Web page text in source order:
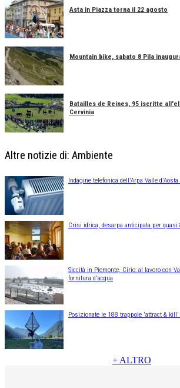
Asta in Piazza torna il 22 agosto
Mountain bike, sabato 8 Pila
Batailles de Reines, 95 iscritte
Cervinia
Altre notizie di: Ambiente
Indagine telefonica dell'Arpa Valle
Crisi idrica, desarpa anticipata per
Siccità in Piemonte, Cirio: al lavoro con
fornitura d'acqua
Posizionate le 188 trappole 'attract &
+ ALTRO